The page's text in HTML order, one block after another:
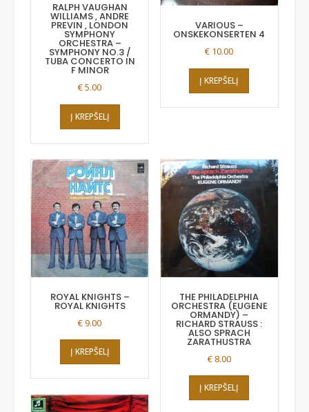
RALPH VAUGHAN
WILLIAMS , ANDRE
PREVIN , LONDON
SYMPHONY
ORCHESTRA –
SYMPHONY NO.3 /
TUBA CONCERTO IN
F MINOR
€5.00
Į KREPŠELĮ
VARIOUS –
ONSKEKONSERTEN 4
€ 10.00
Į KREPŠELĮ
ROYAL KNIGHTS –
ROYAL KNIGHTS
€9.00
Į KREPŠELĮ
THE PHILADELPHIA
ORCHESTRA (EUGENE
ORMANDY) –
RICHARD STRAUSS :
ALSO SPRACH
ZARATHUSTRA
€ 8.00
Į KREPŠELĮ